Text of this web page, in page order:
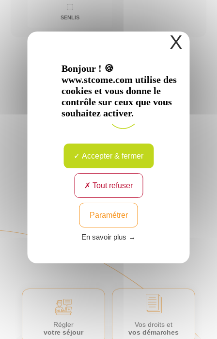
SENLIS
Docteur
Rosita
CHICHI
Spécialité :
Anesthésie -
Lieu : Compiègne et
Voir
le
profil
Régler
votre séjour
Vos droits et
vos démarches
X
Bonjour ! 🍪
www.stcome.com utilise des
cookies et vous donne le
contrôle sur ceux que vous
souhaitez activer.
Accepter & fermer
Tout refuser
Paramétrer
En savoir plus →